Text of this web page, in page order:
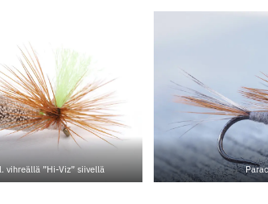
vihreällä ”Hi-Viz” siivellä